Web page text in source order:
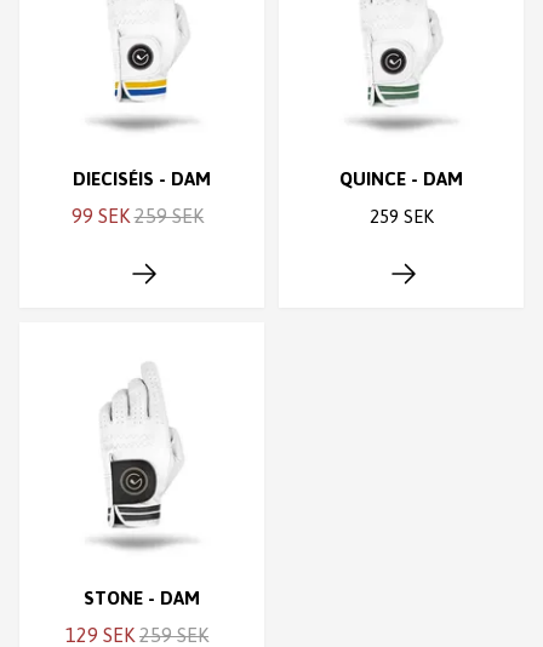
DIECISÉIS - DAM
99 SEK 259 SEK
QUINCE - DAM
259 SEK
STONE - DAM
129 SEK 259 SEK